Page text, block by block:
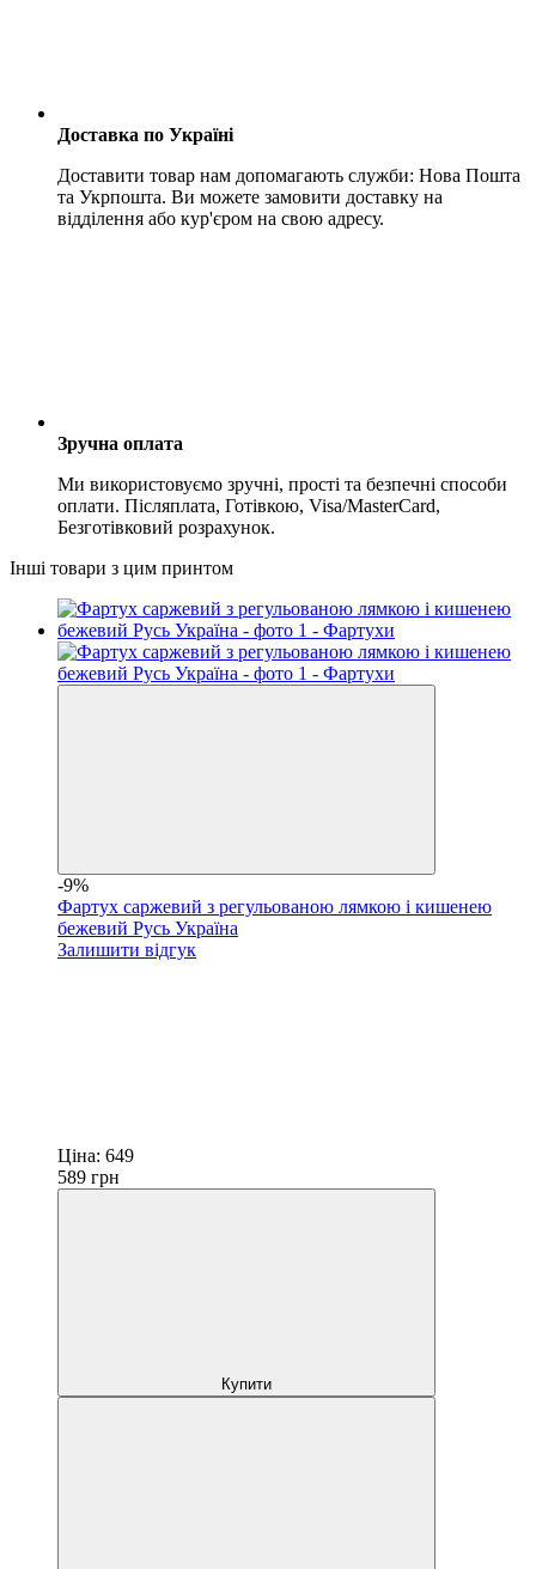
Доставка по Україні
Доставити товар нам допомагають служби: Нова Пошта
та Укрпошта. Ви можете замовити доставку на
відділення або кур'єром на свою адресу.
Зручна оплата
Ми використовуємо зручні, прості та безпечні способи
оплати. Післяплата, Готівкою, Visa/MasterCard,
Безготівковий розрахунок.
Інші товари з цим принтом
-9%
Фартух саржевий з регульованою лямкою і кишенею
бежевий Русь Україна
Залишити відгук
Ціна: 649
589 грн
Купити